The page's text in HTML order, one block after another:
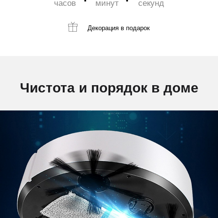
часов минут секунд
Декорация в подарок
Чистота и порядок в доме